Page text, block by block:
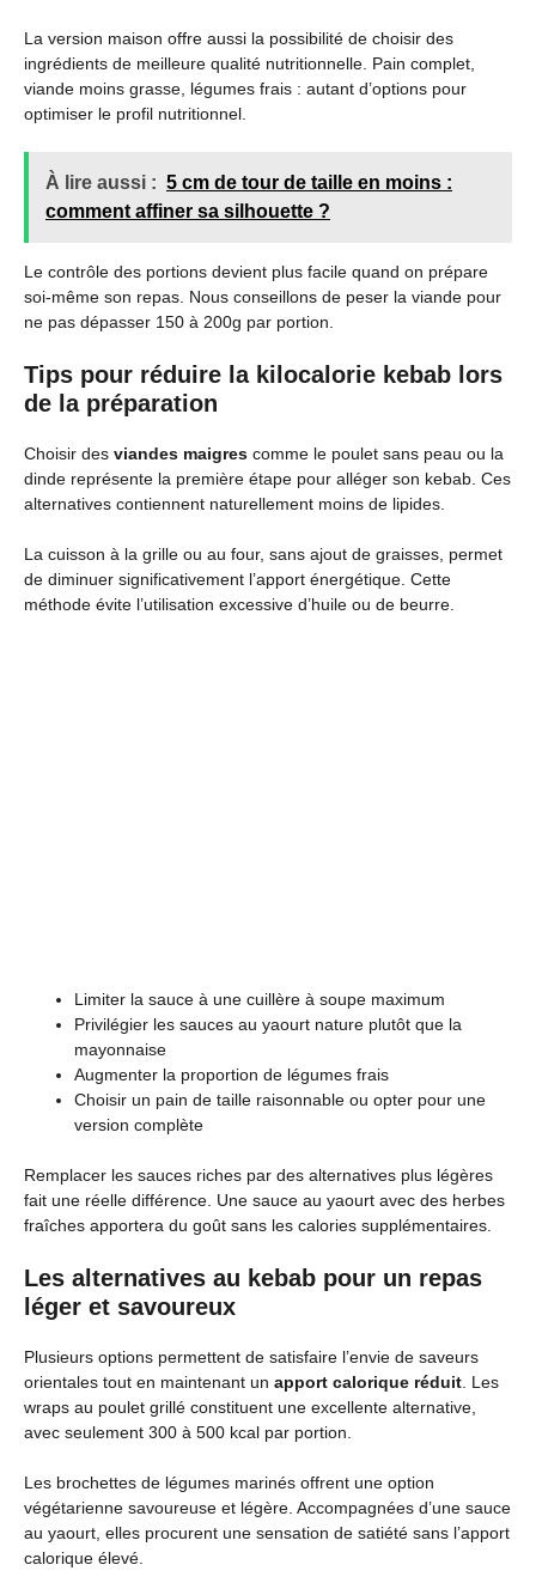
La version maison offre aussi la possibilité de choisir des
ingrédients de meilleure qualité nutritionnelle. Pain complet,
viande moins grasse, légumes frais : autant d’options pour
optimiser le profil nutritionnel.
À lire aussi : 5 cm de tour de taille en moins :
comment affiner sa silhouette ?
Le contrôle des portions devient plus facile quand on prépare
soi-même son repas. Nous conseillons de peser la viande pour
ne pas dépasser 150 à 200g par portion.
Tips pour réduire la kilocalorie kebab lors
de la préparation
Choisir des viandes maigres comme le poulet sans peau ou la
dinde représente la première étape pour alléger son kebab. Ces
alternatives contiennent naturellement moins de lipides.
La cuisson à la grille ou au four, sans ajout de graisses, permet
de diminuer significativement l’apport énergétique. Cette
méthode évite l’utilisation excessive d’huile ou de beurre.
Limiter la sauce à une cuillère à soupe maximum
Privilégier les sauces au yaourt nature plutôt que la
mayonnaise
Augmenter la proportion de légumes frais
Choisir un pain de taille raisonnable ou opter pour une
version complète
Remplacer les sauces riches par des alternatives plus légères
fait une réelle différence. Une sauce au yaourt avec des herbes
fraîches apportera du goût sans les calories supplémentaires.
Les alternatives au kebab pour un repas
léger et savoureux
Plusieurs options permettent de satisfaire l’envie de saveurs
orientales tout en maintenant un apport calorique réduit . Les
wraps au poulet grillé constituent une excellente alternative,
avec seulement 300 à 500 kcal par portion.
Les brochettes de légumes marinés offrent une option
végétarienne savoureuse et légère. Accompagnées d’une sauce
au yaourt, elles procurent une sensation de satiété sans l’apport
calorique élevé.